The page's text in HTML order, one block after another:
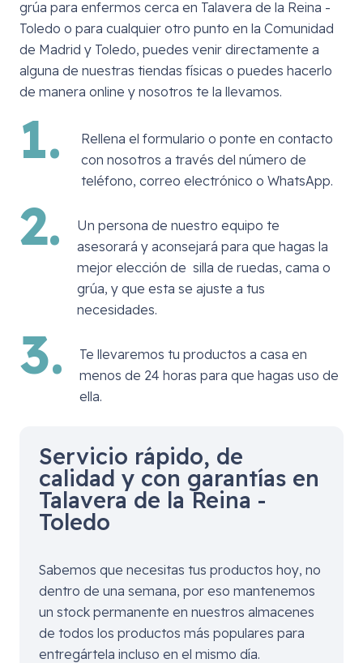
grúa para enfermos cerca en Talavera de la Reina -
Toledo o para cualquier otro punto en la Comunidad
de Madrid y Toledo, puedes venir directamente a
alguna de nuestras tiendas físicas o puedes hacerlo
de manera online y nosotros te la llevamos.
1.
Rellena el formulario o ponte en contacto
con nosotros a través del número de
teléfono, correo electrónico o WhatsApp.
2.
Un persona de nuestro equipo te
asesorará y aconsejará para que hagas la
mejor elección de silla de ruedas, cama o
grúa, y que esta se ajuste a tus
necesidades.
3.
Te llevaremos tu productos a casa en
menos de 24 horas para que hagas uso de
ella.
Servicio rápido, de
calidad y con garantías en
Talavera de la Reina -
Toledo
Sabemos que necesitas tus productos hoy, no
dentro de una semana, por eso mantenemos
un stock permanente en nuestros almacenes
de todos los productos más populares para
entregártela incluso en el mismo día.